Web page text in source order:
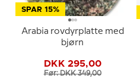
SPAR 15%
Arabia rovdyrplatte med
bjørn
DKK 295,00
Før: DKK 349,00